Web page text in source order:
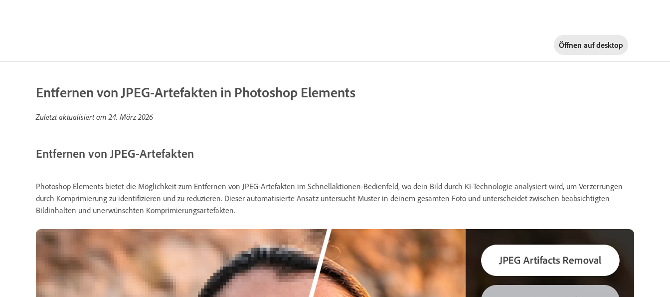
Öffnen aufdesktop
Entfernen von JPEG-Artefakten in Photoshop Elements
Zuletzt aktualisiert am24. März 2026
Entfernen von JPEG-Artefakten
Photoshop Elements bietet die Möglichkeit zum Entfernen von JPEG-Artefakten im Schnellaktionen-Bedienfeld, wo dein Bild durch KI-Technologie analysiert wird, um Verzerrungen
durch Komprimierung zu identifizieren und zu reduzieren. Dieser automatisierte Ansatz untersucht Muster in deinem gesamten Foto und unterscheidet zwischen beabsichtigten
Bildinhalten und unerwünschten Komprimierungsartefakten.